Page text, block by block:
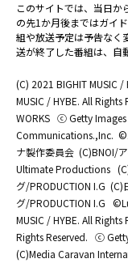
このサイトでは、当日か
の先1か月後まではガイ
組や放送予定は予告なく
送が終了した番組は、自
(C) 2021 BIGHIT MUSIC /
MUSIC / HYBE. All Rights
WORKS ⓒ Getty Images
Communications.,Inc.
ナ製作委員会 (C)BNOI/
Ultimate Productions
グ/PRODUCTION I.G (C)
グ/PRODUCTION I.G
MUSIC / HYBE. All Rights
Rights Reserved. ⓒ
(C)Media Caravan